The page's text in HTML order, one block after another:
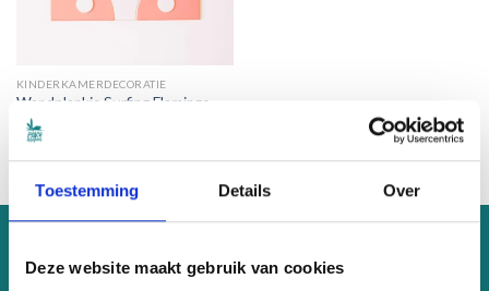
Toestemming Details Over
Deze website maakt gebruik van cookies
KINDERKAMERDECORATIE
Wandplankje Surfing Flamingo
59.00
€59.00.€39.95.